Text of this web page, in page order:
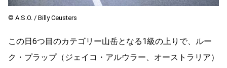
© A.S.O. / Billy Ceusters
この日6つ目のカテゴリー山岳となる1級の上りで、ルー
ク・プラップ（ジェイコ・アルウラー、オーストラリア）